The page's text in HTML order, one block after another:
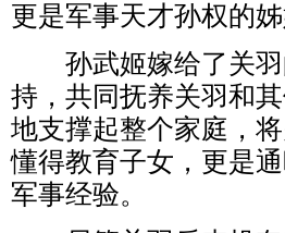
更是军事天才孙权的姊
孙武姬嫁给了关羽
持，共同抚养关羽和
地支撑起整个家庭，
懂得教育子女，更是
军事经验。